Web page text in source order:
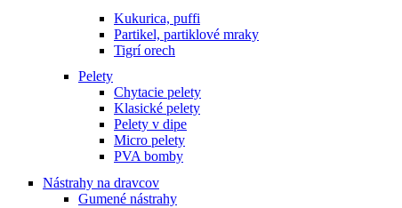
Kukurica, puffi
Partikel, partiklové mraky
Tigrí orech
Pelety
Chytacie pelety
Klasické pelety
Pelety v dipe
Micro pelety
PVA bomby
Nástrahy na dravcov
Gumené nástrahy